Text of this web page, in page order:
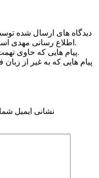
دیدگاه های ارسال شده
اطلاع رسانی مهدی اسماعیلی در وب منتشر خواهد شد.
پیام هایی که حاوی تهمت یا افترا باشد منتشر نخواهد شد.
پیام هایی که به غیر از
نشانی ایمیل